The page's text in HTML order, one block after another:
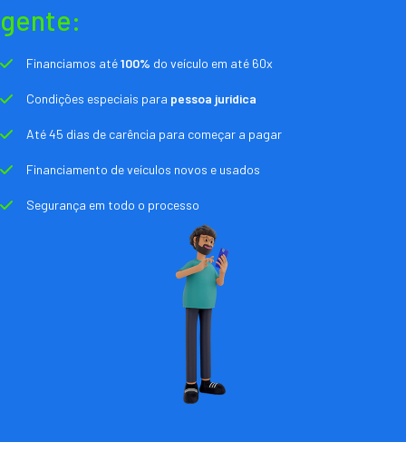
gente:
Financiamos até100% do veículo em até 60x
Condições especiais para pessoa jurídica
Até 45 dias de carência para começar a pagar
Financiamento de veículos novos e usados
Segurança em todo o processo